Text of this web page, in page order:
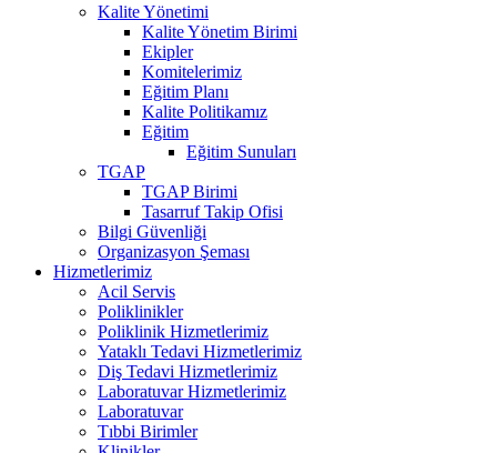
Kalite Yönetimi
Kalite Yönetim Birimi
Ekipler
Komitelerimiz
Eğitim Planı
Kalite Politikamız
Eğitim
Eğitim Sunuları
TGAP
TGAP Birimi
Tasarruf Takip Ofisi
Bilgi Güvenliği
Organizasyon Şeması
Hizmetlerimiz
Acil Servis
Poliklinikler
Poliklinik Hizmetlerimiz
Yataklı Tedavi Hizmetlerimiz
Diş Tedavi Hizmetlerimiz
Laboratuvar Hizmetlerimiz
Laboratuvar
Tıbbi Birimler